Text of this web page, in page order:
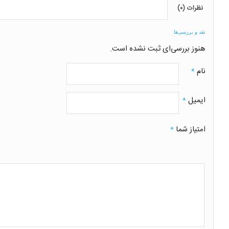
نظرات (۰)
نقد و بررسی‌ها
هنوز بررسی‌ای ثبت نشده است.
نام*
ایمیل*
امتیاز شما *